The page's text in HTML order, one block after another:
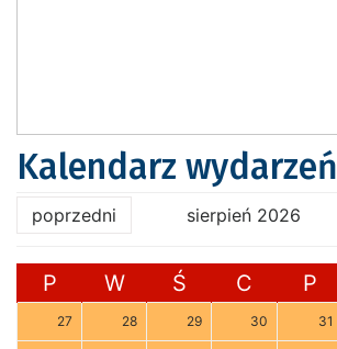
Kalendarz wydarzeń
poprzedni sierpień 2026
P W Ś C P
27 28 29 30 31